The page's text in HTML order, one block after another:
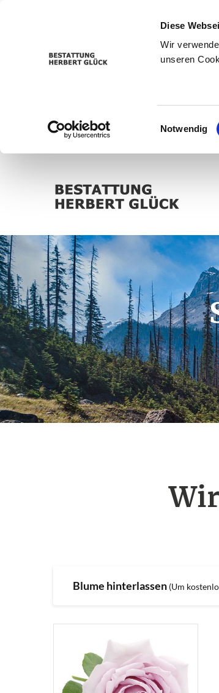
Diese
Wir
unseren
Notwendig
Blume hinterlassen (Um